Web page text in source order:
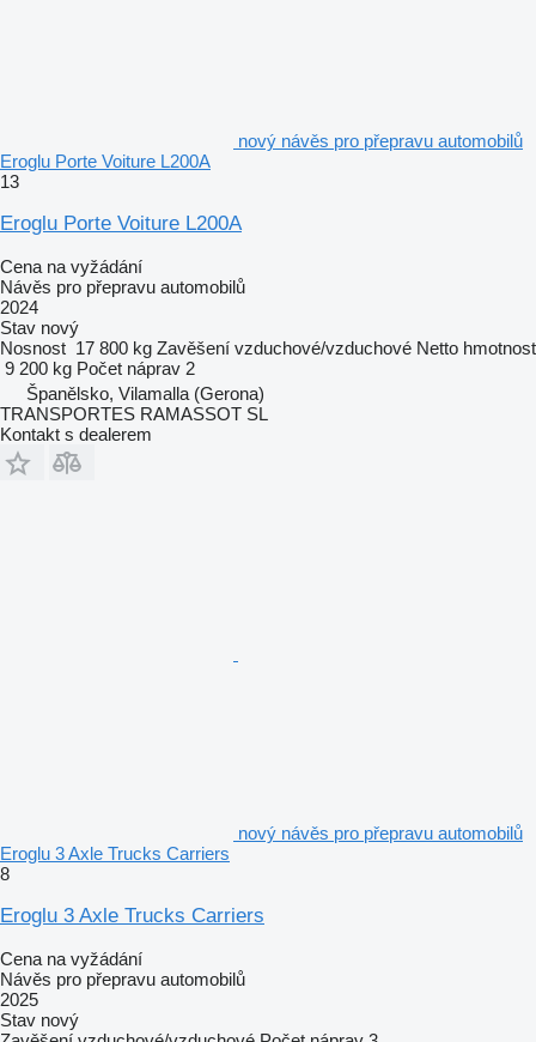
nový návěs pro přepravu automobilů
Eroglu Porte Voiture L200A
13
Eroglu Porte Voiture L200A
Cena na vyžádání
Návěs pro přepravu automobilů
2024
Stav nový
Nosnost 17 800 kg Zavěšení vzduchové/vzduchové Netto hmotnost
9 200 kg Počet náprav 2
Španělsko, Vilamalla (Gerona)
TRANSPORTES RAMASSOT SL
Kontakt s dealerem
nový návěs pro přepravu automobilů
Eroglu 3 Axle Trucks Carriers
8
Eroglu 3 Axle Trucks Carriers
Cena na vyžádání
Návěs pro přepravu automobilů
2025
Stav nový